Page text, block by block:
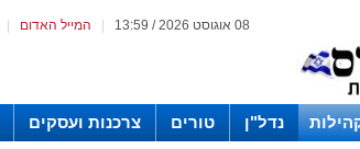
המייל האדום 08 אוגוסט 2026 / 13:59
נדל"ן טורים צרכנות ועסקים